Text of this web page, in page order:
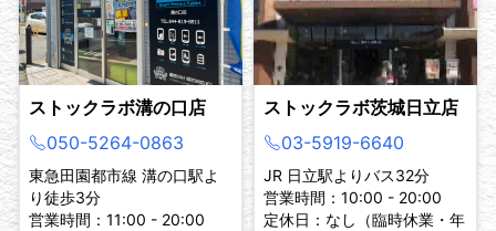
ストックラボ溝の口店
050-5264-0863
東急田園都市線 溝の口駅よ
り徒歩3分
営業時間：11:00 - 20:00
ストックラボ茨城日立店
03-5919-6640
JR 日立駅よりバス32分
営業時間：10:00 - 20:00
定休日：なし（臨時休業・年